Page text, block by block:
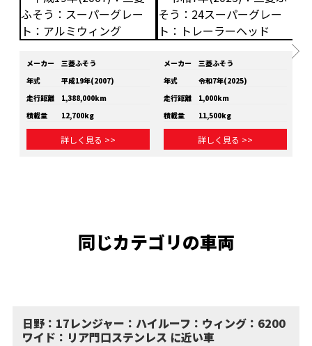
メーカー
三菱ふそう
年式
平成19年(2007)
走行距離
1,388,000km
積載量
12,700kg
詳しく見る >>
メーカー
三菱ふそう
年式
令和7年(2025)
走行距離
1,000km
積載量
11,500kg
詳しく見る >>
同じカテゴリの車両
日野：17レンジャー：ハイルーフ：ウィング：6200
ワイド：リア門口ステンレス に近い車